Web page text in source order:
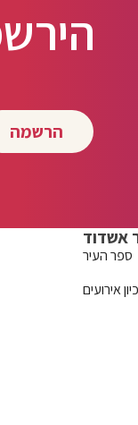
הרשמה
אשדוד
ספר העיר
אירועים